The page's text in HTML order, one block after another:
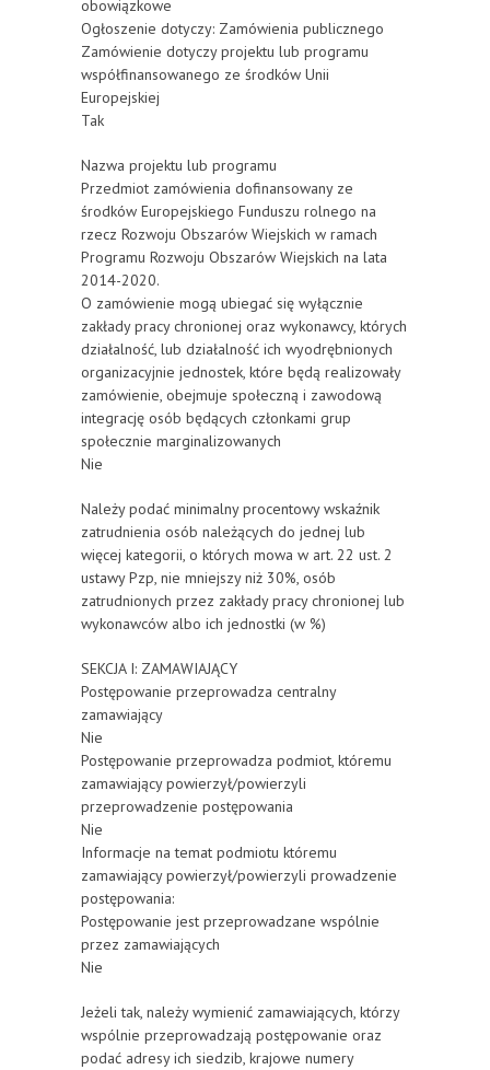
obowiązkowe
Ogłoszenie dotyczy: Zamówienia publicznego
Zamówienie dotyczy projektu lub programu
współfinansowanego ze środków Unii
Europejskiej
Tak
Nazwa projektu lub programu
Przedmiot zamówienia dofinansowany ze
środków Europejskiego Funduszu rolnego na
rzecz Rozwoju Obszarów Wiejskich w ramach
Programu Rozwoju Obszarów Wiejskich na lata
2014-2020.
O zamówienie mogą ubiegać się wyłącznie
zakłady pracy chronionej oraz wykonawcy, których
działalność, lub działalność ich wyodrębnionych
organizacyjnie jednostek, które będą realizowały
zamówienie, obejmuje społeczną i zawodową
integrację osób będących członkami grup
społecznie marginalizowanych
Nie
Należy podać minimalny procentowy wskaźnik
zatrudnienia osób należących do jednej lub
więcej kategorii, o których mowa w art. 22 ust. 2
ustawy Pzp, nie mniejszy niż 30%, osób
zatrudnionych przez zakłady pracy chronionej lub
wykonawców albo ich jednostki (w %)
SEKCJA I: ZAMAWIAJĄCY
Postępowanie przeprowadza centralny
zamawiający
Nie
Postępowanie przeprowadza podmiot, któremu
zamawiający powierzył/powierzyli
przeprowadzenie postępowania
Nie
Informacje na temat podmiotu któremu
zamawiający powierzył/powierzyli prowadzenie
postępowania:
Postępowanie jest przeprowadzane wspólnie
przez zamawiających
Nie
Jeżeli tak, należy wymienić zamawiających, którzy
wspólnie przeprowadzają postępowanie oraz
podać adresy ich siedzib, krajowe numery